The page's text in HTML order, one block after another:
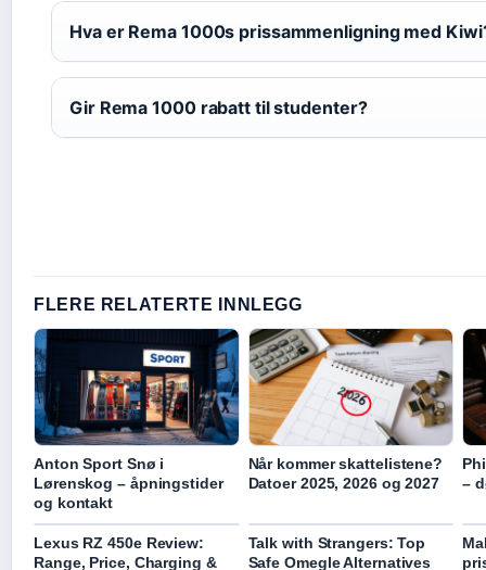
Hva er Rema 1000s prissammenligning med
Gir Rema 1000 rabatt til studenter?
FLERE RELATERTE INNLEGG
Anton Sport Snø i
Lørenskog – åpningstider
og kontakt
Når kommer skattelistene?
Datoer 2025, 2026 og 2027
–
Lexus RZ 450e Review:
Range, Price, Charging &
Talk with Strangers: Top
Safe Omegle Alternatives